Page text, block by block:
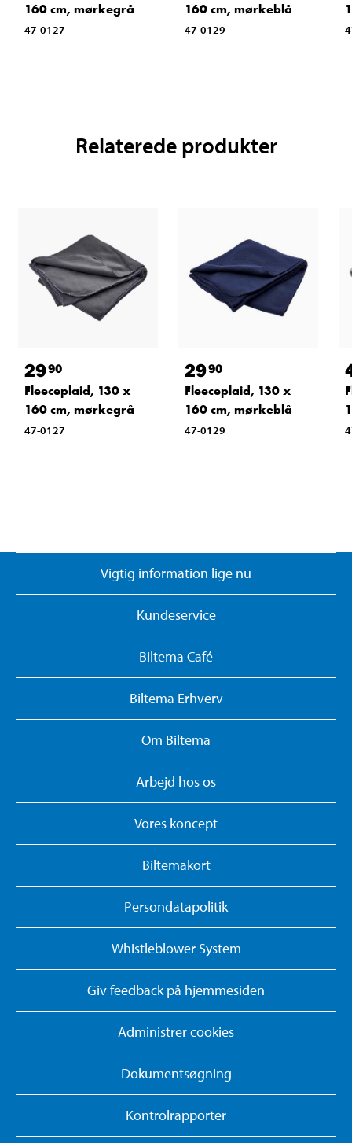
160 cm, mørkegrå
47-0127
160 cm, mørkeblå
47-0129
Relaterede produkter
2990
Fleeceplaid, 130 x
160 cm, mørkegrå
47-0127
2990
Fleeceplaid, 130 x
160 cm, mørkeblå
47-0129
Vigtig information lige nu
Kundeservice
Biltema Café
Biltema Erhverv
Om Biltema
Arbejd hos os
Vores koncept
Biltemakort
Persondatapolitik
Whistleblower System
Giv feedback på hjemmesiden
Administrer cookies
Dokumentsøgning
Kontrolrapporter